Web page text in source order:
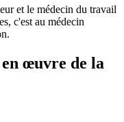
et le médecin du travail
c'est au médecin
œuvre de la